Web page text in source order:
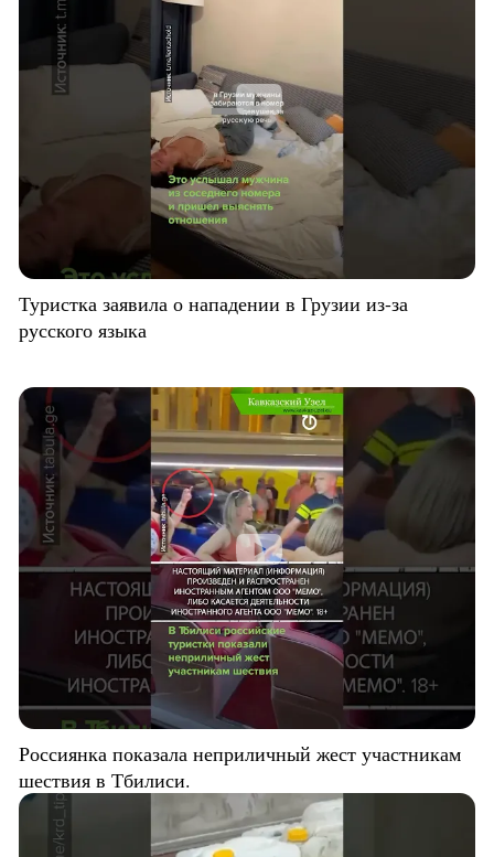
Туристка заявила о нападении в Грузии из-за
русского языка
Россиянка показала неприличный жест участникам
шествия в Тбилиси.